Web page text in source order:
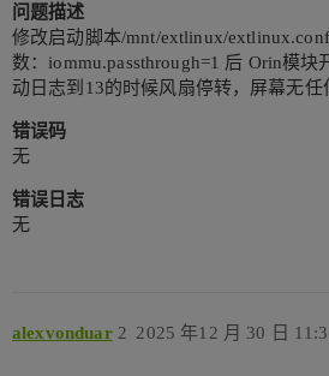
问题描述
修改启动脚本/mnt/extlinux/
数：iommu.passthrough=1 后 Orin模
动日志到13的时候风扇停转，屏幕无任
错误码
无
错误日志
无
alexvonduar 2025 年12 月 30 日
2